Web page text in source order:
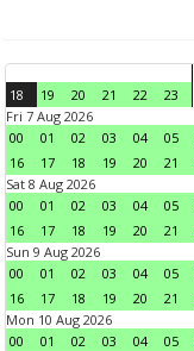
18 19 20 21 22
23
Fri 7 Aug 2026
00
01 02 03 04 05
16
17 18 19 20 21
Sat 8 Aug 2026
00
01 02 03 04 05
16
17 18 19 20 21
Sun 9 Aug 2026
00
01 02 03 04 05
16
17 18 19 20 21
Mon 10 Aug 2026
00
01 02 03 04 05